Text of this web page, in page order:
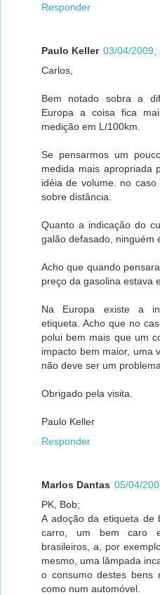
Responder
Paulo Keller 03/04/2009,
Carlos,
Bem notado sobra a
Europa a coisa fica
medição em L/100km.
Se pensarmos um
medida mais apropriada
idéia de volume. no
sobre distância.
Quanto a indicação do
galão defasado, ninguém
Acho que quando
preço da gasolina estava
Na Europa existe a
etiqueta. Acho que no
polui bem mais que um
impacto bem maior, uma
não deve ser um
Obrigado pela visita.
Paulo Keller
Responder
Marlos Dantas 05/04/
PK, Bob;
A adoção da etiqueta de
carro, um bem caro
brasileiros, a, por
mesmo, uma lâmpada
o consumo destes bens
como num automóvel.